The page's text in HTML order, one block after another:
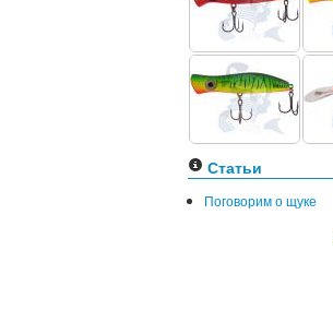
Статьи
Поговорим о щуке